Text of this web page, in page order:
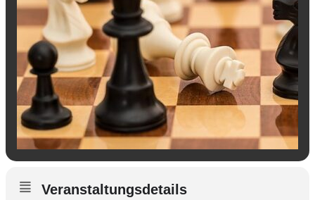
Veranstaltungsdetails